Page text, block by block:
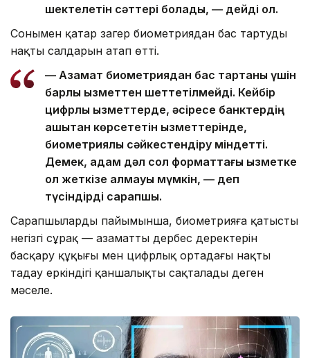
шектелетін сәттері болады, — дейді ол.
Сонымен қатар заңгер биометриядан бас тартудың
нақты салдарын атап өтті.
— Азамат биометриядан бас тартқаны үшін
барлық қызметтен шеттетілмейді. Кейбір
цифрлық қызметтерде, әсіресе банктердің
қашықтан көрсететін қызметтерінде,
биометриялық сәйкестендіру міндетті.
Демек, адам дәл сол форматтағы қызметке
қол жеткізе алмауы мүмкін, — деп
түсіндірді сарапшы.
Сарапшылардың пайымынша, биометрияға қатысты
негізгі сұрақ — азаматтың дербес деректерін
басқару құқығы мен цифрлық ортадағы нақты
таңдау еркіндігі қаншалықты сақталады деген
мәселе.